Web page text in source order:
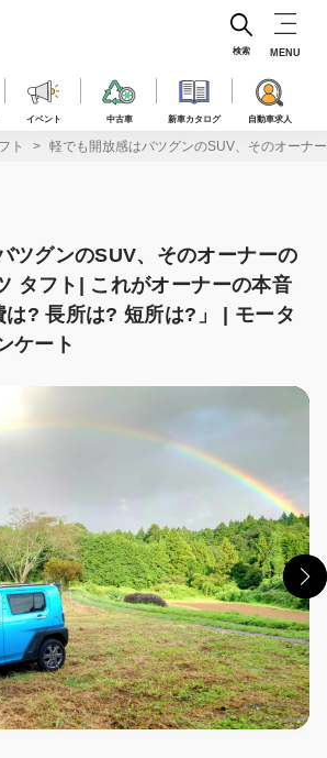
イベント 中古車 新車カタログ 自動車求人
検索 MENU
ト 軽でも開放感はバツグンのSUV、そのオーナ
ツグンのSUV、そのオーナーの
タフト| これがオーナーの本音
は? 長所は? 短所は?」 | モータ
ケート